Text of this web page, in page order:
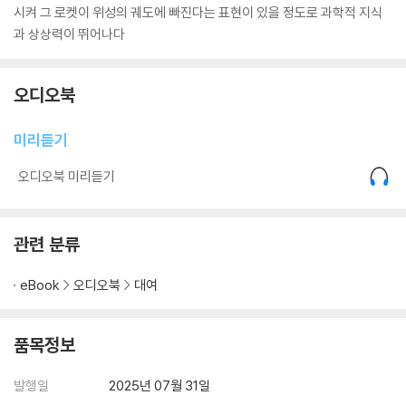
시켜 그 로켓이 위성의 궤도에 빠진다는 표현이 있을 정도로 과학적 지식
과 상상력이 뛰어나다
오디오북
미리듣기
오디오북 미리듣기
관련 분류
eBook 오디오북 대여
품목정보
발행일
2025년 07월 31일